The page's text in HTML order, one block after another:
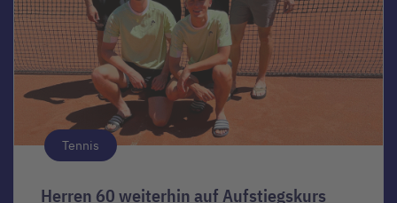
Tennis
Herren 60 weiterhin auf Aufstiegskurs